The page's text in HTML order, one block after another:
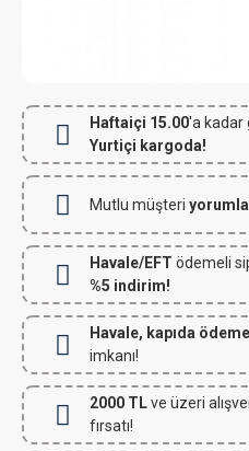
Haftaiçi 15.00'a kadar
Yurtiçi kargoda!
Mutlu müşteri
Havale/EFT ödemeli
%5 indirim!
Havale, kapıda ödeme
imkanı!
2000 TLve üzeri
fırsatı!